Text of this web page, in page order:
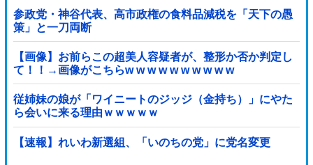
参政党・神谷代表、高市政権の食料品減税を「天下の愚
策」と一刀両断
【画像】お前らこの超美人容疑者が、整形か否か判定し
て！！→画像がこちらw w w w w w w w w w
従姉妹の娘が「ワイニートのジッジ（金持ち）」にやた
ら会いに来る理由ｗｗｗｗｗ
【速報】れいわ新選組、「いのちの党」に党名変更